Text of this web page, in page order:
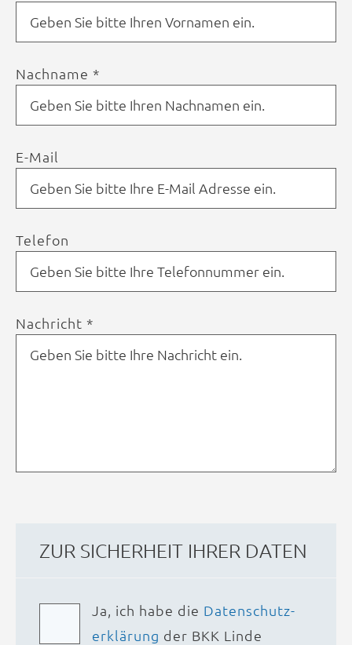
Nachname *
E-Mail
Telefon
Nachricht *
ZUR SICHER­HEIT IHRER DATEN
Ja, ich habe die Daten­schutz­
erklärung der BKK Linde